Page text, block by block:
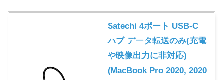
Satechi 4ポート USB-C
ハブ データ転送のみ(充電
や映像出力に非対応)
(MacBook Pro 2020, 2020